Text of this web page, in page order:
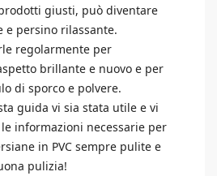
giusti, può diventare
e persino rilassante.
regolarmente per
brillante e nuovo e per
di sporco e polvere.
guida vi sia stata utile e vi
informazioni necessarie per
in PVC sempre pulite e
pulizia!